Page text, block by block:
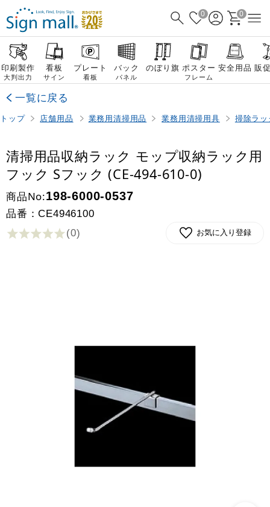
0 0
印刷製作
大判出力
看板
サイン
プレート
看板
バック
パネル
のぼり旗 ポスター
フレーム
安全用品 販
一覧に戻る
トップ 店舗用品 業務用清掃用品 業務用清掃用具 掃除ラ
清掃用品収納ラック モップ収納ラック用
フック Sフック (CE-494-610-0)
商品No:198-6000-0537
品番：CE4946100
(0) お気に入り登録